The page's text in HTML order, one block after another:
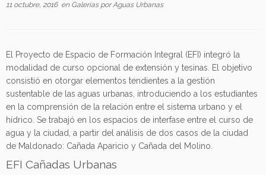
11 octubre, 2016en Galerías porAguas Urbanas
El Proyecto de Espacio de Formación Integral (EFI) integró la
modalidad de curso opcional de extensión y tesinas. El objetivo
consistió en otorgar elementos tendientes a la gestión
sustentable de las aguas urbanas, introduciendo a los estudiantes
en la comprensión de la relación entre el sistema urbano y el
hídrico. Se trabajó en los espacios de interfase entre el curso de
agua y la ciudad, a partir del análisis de dos casos de la ciudad
de Maldonado: Cañada Aparicio y Cañada del Molino.
EFI Cañadas Urbanas